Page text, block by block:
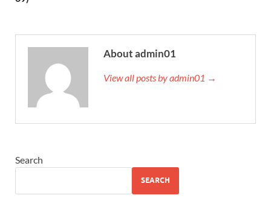
About admin01
View all posts by admin01 →
Search
SEARCH